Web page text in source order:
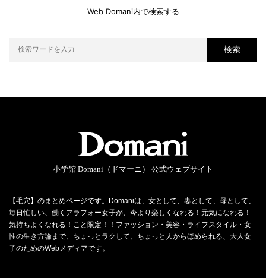
Web Domani内で検索する
検索
小学館 Domani（ドマーニ） 公式ウェブサイト
【毛穴】のまとめページです。Domaniは、女として、妻として、母として、
毎日忙しい、働くアラフォー女子が、今より楽しくなれる！元気になれる！
気持ちよくなれる！こと限定！！ファッション・美容・ライフスタイル・女
性の生き方論まで、ちょっとラクして、ちょっと人からほめられる、大人女
子のためのWebメディアです。